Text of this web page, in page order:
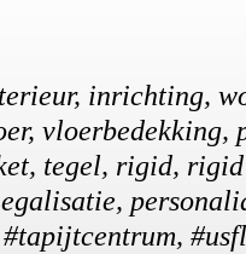
inrichting,
vloerbedekking,
tegel, rigid,